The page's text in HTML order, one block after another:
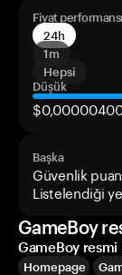
Fiyat performansı
24h
1m
Hepsi
Düşük
Başka
Güvenlik
Listelendiği
GameBoy
GameBoy resmi
Homepage